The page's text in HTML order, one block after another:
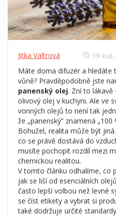
Jitka Valtrová 19 kvě
Máte doma difuzér a hledáte
vůně? Pravděpodobně jste
panenský olej. Zní to
olivový olej v kuchyni. Ale ve
vonných olejů to není tak
že „panenský“ znamená „100
Bohužel, realita může být
co se právě dostává do
musíte pochopit rozdíl mezi
chemickou realitou.
V tomto článku odhalíme, co
jak se liší od esenciálních
často lepší volbou než levné
se číst etikety a vybrat si
také dodržuje určité